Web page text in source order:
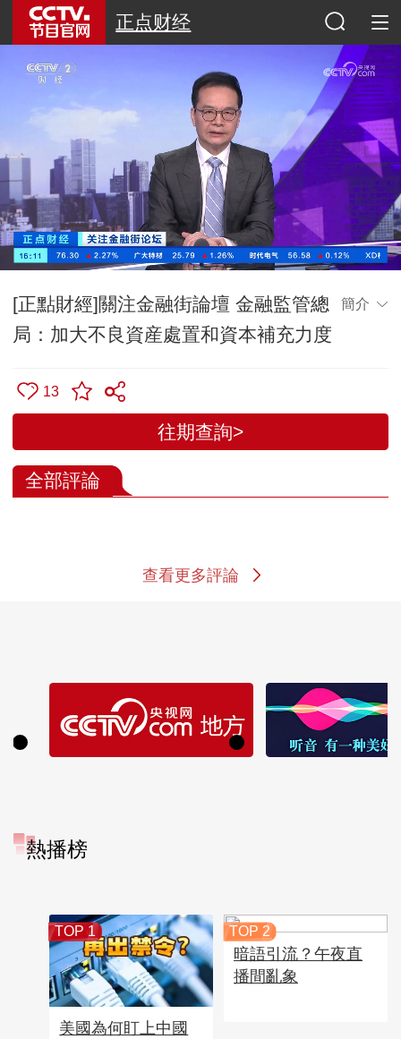
正点财经
[正點財經]關注金融街論壇 金融監管總
局：加大不良資産處置和資本補充力度
簡介
13
往期查詢>
全部評論
查看更多評論
熱播榜
TOP 1
美國為何盯上中國
TOP 2
暗語引流？午夜直
播間亂象